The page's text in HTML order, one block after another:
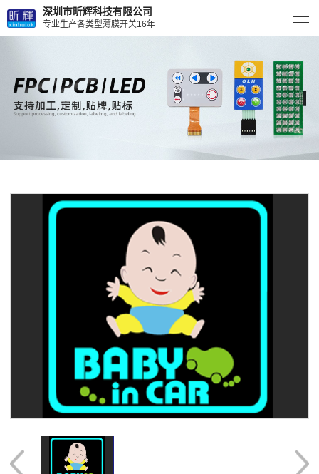
深圳市昕辉科技有限公司
专业生产各类型薄膜开关16年